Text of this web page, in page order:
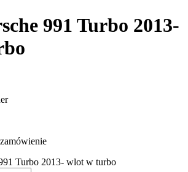
991 Turbo 2013-
Turbo 2013- wlot w turbo